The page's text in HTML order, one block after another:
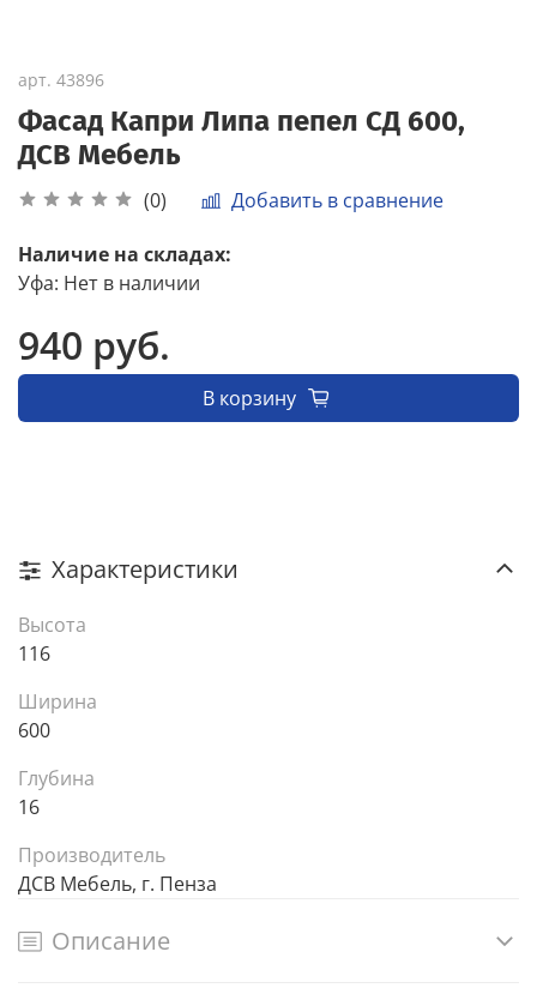
арт. 43896
Фасад Капри Липа пепел СД 600,
ДСВ Мебель
(0) Добавить в сравнение
Наличие на складах:
Уфа: Нет в наличии
940 руб.
В корзину
Характеристики
Высота
116
Ширина
600
Глубина
16
Производитель
ДСВ Мебель, г. Пенза
Описание